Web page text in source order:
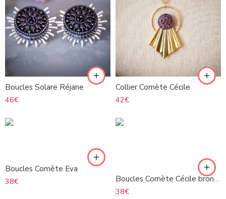
Boucles Solare Réjane
46€
Collier Comète Cécile
42€
Boucles Comète Eva
38€
Boucles Comète Cécile bronze
38€